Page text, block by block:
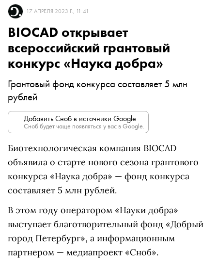
17 АПРЕЛЯ 2023 Г., 11:41
BIOCAD открывает
всероссийский грантовый
конкурс «Наука добра»
Грантовый фонд конкурса составляет 5 млн
рублей
Добавить Сноб в источники Google
Сноб будет чаще появляться у вас в Google.
Биотехнологическая компания BIOCAD
объявила о старте нового сезона грантового
конкурса «Наука добра» — фонд конкурса
составляет 5 млн рублей.
В этом году оператором «Науки добра»
выступает благотворительный фонд «Добрый
город Петербург», а информационным
партнером — медиапроект «Сноб».